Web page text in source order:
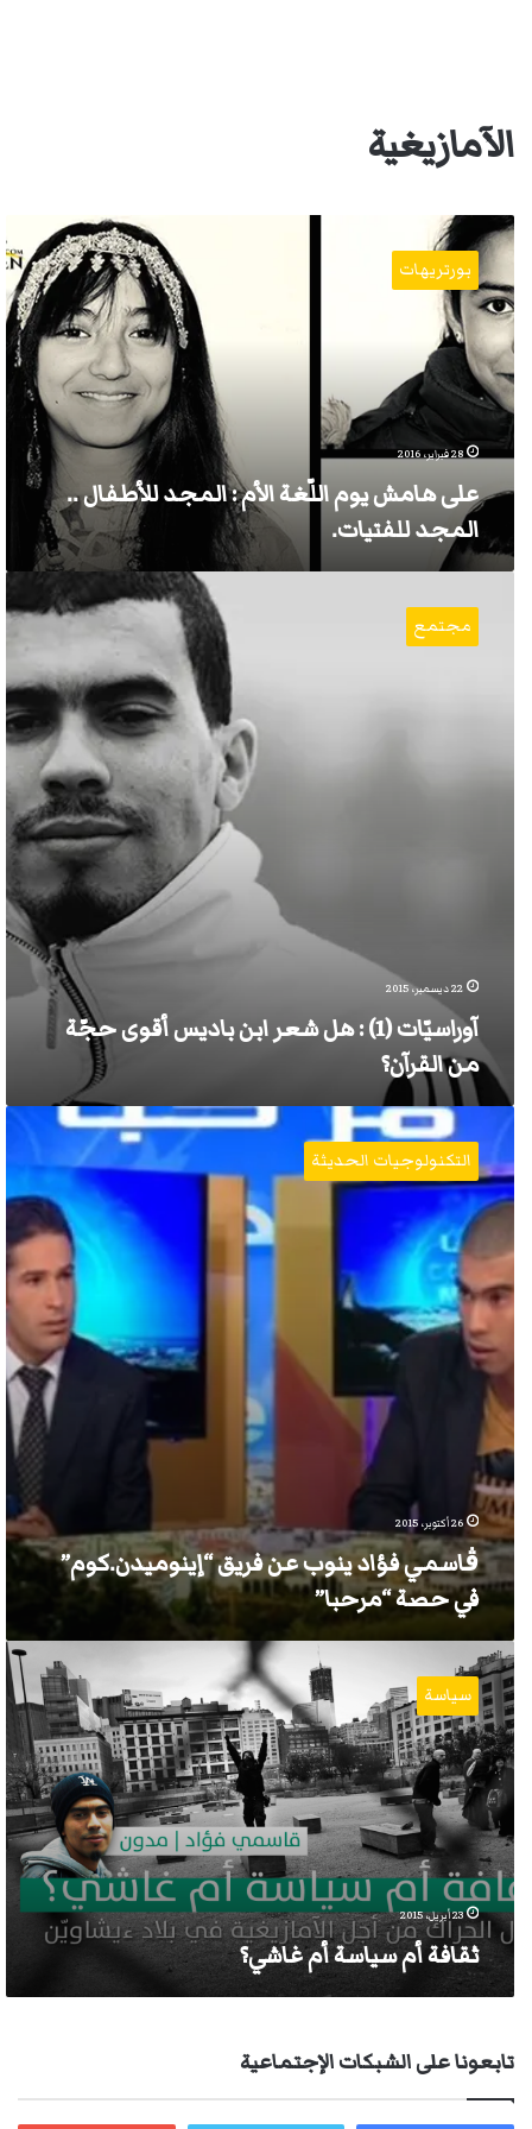
الآمازيغية
على
هامش
يوم
اللّغة
الأم
:
المجد
للأطفال
..
المجد
بورتريهات
28 فبراير، 2016
على هامش يوم اللّغة الأم : المجد للأطفال ..
المجد للفتيات.
مجتمع
22 ديسمبر، 2015
آوراسيّات (1) : هل شعر ابن باديس أقوى حجّة
من القرآن؟
ڨاسمي
ينوب
عن
فريق
“إينوميدن.كوم”
في
حصة
“مرحبا”
التكنولوجيات الحديثة
26 أكتوبر، 2015
ڨاسمي فؤاد ينوب عن فريق “إينوميدن.كوم”
في حصة “مرحبا”
ثقافة
أم
سياسة
أم
غاشي؟
سياسة
23 أبريل، 2015
ثقافة أم سياسة أم غاشي؟
تابعونا على الشبكات الإجتماعية